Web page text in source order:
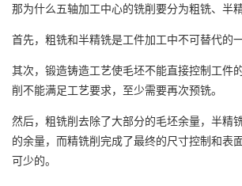
那为什么五轴加工中心的铣削要分为粗铣、半
首先，粗铣和半精铣是工件加工中不可替代的一
其次，锻造铸造工艺使毛坯不能直接控制工件
削不能满足工艺要求，至少需要再次预铣。
然后，粗铣削去除了大部分的毛坯余量，半精
的余量，而精铣削完成了最终的尺寸控制和表
可少的。